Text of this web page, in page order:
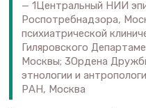
1Центральный НИИ
Роспотребнадзора,
психиатрической
Гиляровского
Москвы; 3Ордена
этнологии и
РАН, Москва